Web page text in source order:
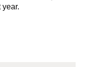
year.